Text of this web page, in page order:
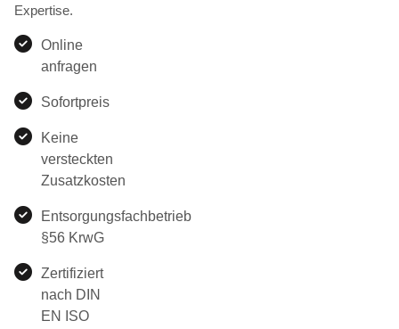
Expertise.
Online
anfragen
Sofortpreis
Keine
versteckten
Zusatzkosten
Entsorgungsfachbetrieb
§56 KrwG
Zertifiziert
nach DIN
EN ISO